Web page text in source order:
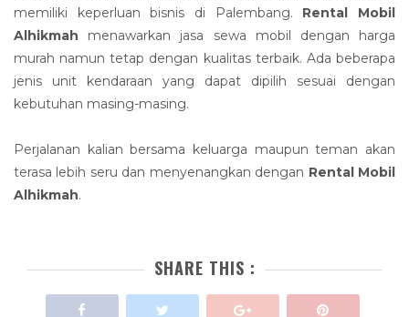
memiliki keperluan bisnis di Palembang. Rental Mobil
Alhikmah menawarkan jasa sewa mobil dengan harga
murah namun tetap dengan kualitas terbaik. Ada beberapa
jenis unit kendaraan yang dapat dipilih sesuai dengan
kebutuhan masing-masing.
Perjalanan kalian bersama keluarga maupun teman akan
terasa lebih seru dan menyenangkan dengan Rental Mobil
Alhikmah.
SHARE THIS :